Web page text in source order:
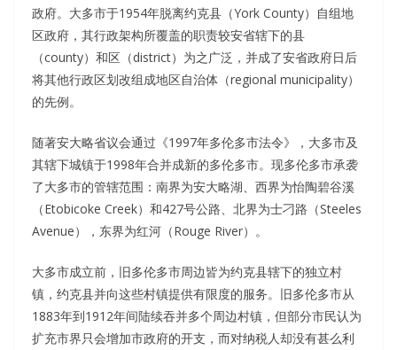
政府。大多市于1954年脱离约克县（York County）自组地
区政府，其行政架构所覆盖的职责较安省辖下的县
（county）和区（district）为之广泛，并成了安省政府日后
将其他行政区划改组成地区自治体（regional municipality）
的先例。
随著安大略省议会通过《1997年多伦多市法令》，大多市及
其辖下城镇于1998年合并成新的多伦多市。现多伦多市承袭
了大多市的管辖范围：南界为安大略湖、西界为怡陶碧谷溪
（Etobicoke Creek）和427号公路、北界为士刁路（Steeles
Avenue），东界为红河（Rouge River）。
大多市成立前，旧多伦多市周边皆为约克县辖下的独立村
镇，约克县并向这些村镇提供有限度的服务。旧多伦多市从
1883年到1912年间陆续吞并多个周边村镇，但部分市民认为
扩充市界只会增加市政府的开支，而对纳税人却没有甚么利